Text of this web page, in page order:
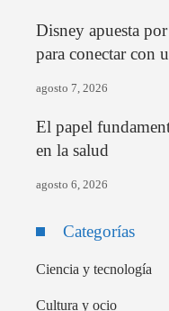
Disney apuesta
para conectar con
agosto 7, 2026
El papel
en la salud
agosto 6, 2026
Categorías
Ciencia y tecnología
Cultura y ocio